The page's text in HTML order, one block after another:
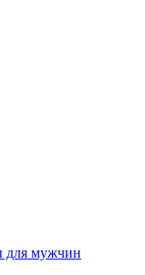
для мужчин